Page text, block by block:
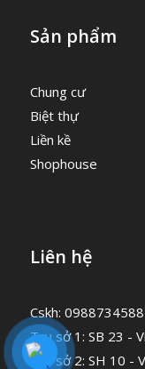
Sản phẩm
Chung cư
Biệt thự
Liền kề
Shophouse
Liên hệ
Cskh: 0988734588
Trụ sở 1: SB 23 -
Trụ sở 2: SH 10 -